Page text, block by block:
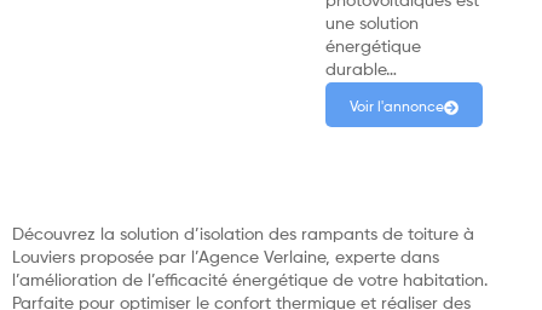
une solution
énergétique
durable…
Voir l'annonce
Découvrez la solution d’isolation des rampants de toiture à
Louviers proposée par l’Agence Verlaine, experte dans
l’amélioration de l’efficacité énergétique de votre habitation.
Parfaite pour optimiser le confort thermique et réaliser des